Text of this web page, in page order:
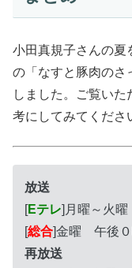
小田真規子さんの夏
の「なすと豚肉のさ
しました。ご覧い
考にしてみてくださ
放送
[Eテレ]月曜～火
[総合]金曜 午後０
再放送